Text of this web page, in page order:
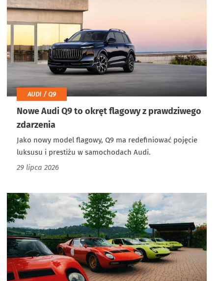
AUDI / Q9
Nowe Audi Q9 to okręt flagowy z prawdziwego
zdarzenia
Jako nowy model flagowy, Q9 ma redefiniować pojęcie
luksusu i prestiżu w samochodach Audi.
29 lipca 2026